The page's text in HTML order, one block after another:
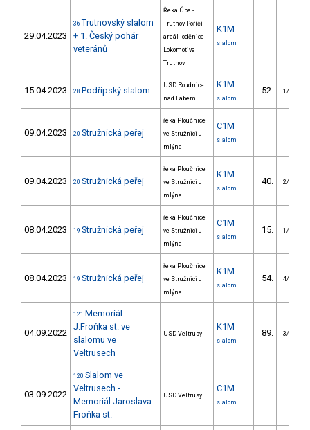
29.04.2023
36 Trutnovský slalom
+ 1. Český pohár
veteránů
Řeka Úpa -
Trutnov Poříčí -
areál loděnice
Lokomotiva
Trutnov
K1M
slalom
15.04.2023 28 Podřipský slalom
USD Roudnice
nad Labem
K1M
slalom
52. 1/VS
09.04.2023 20 Stružnická peřej
řeka Ploučnice
ve Stružnici u
mlýna
C1M
slalom
09.04.2023 20 Stružnická peřej
řeka Ploučnice
ve Stružnici u
mlýna
K1M
slalom
40. 2/VS
08.04.2023 19 Stružnická peřej
řeka Ploučnice
ve Stružnici u
mlýna
C1M
slalom
15. 1/VS
08.04.2023 19 Stružnická peřej
řeka Ploučnice
ve Stružnici u
mlýna
K1M
slalom
54. 4/VS
04.09.2022
121 Memoriál
J.Froňka st. ve
slalomu ve
Veltrusech
USD Veltrusy
K1M
slalom
89. 3/VS
03.09.2022
120 Slalom ve
Veltrusech -
Memoriál Jaroslava
Froňka st.
USD Veltrusy
C1M
slalom